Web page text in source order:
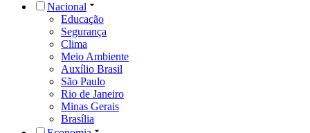
Nacional
Educação
Segurança
Clima
Meio Ambiente
Auxílio Brasil
São Paulo
Rio de Janeiro
Minas Gerais
Brasília